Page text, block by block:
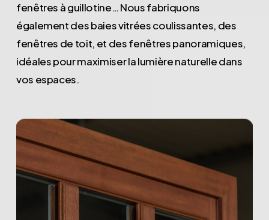
fenêtres à guillotine… Nous fabriquons
également des baies vitrées coulissantes, des
fenêtres de toit, et des fenêtres panoramiques,
idéales pour maximiser la lumière naturelle dans
vos espaces.